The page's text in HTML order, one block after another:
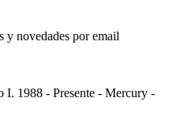
y novedades por email